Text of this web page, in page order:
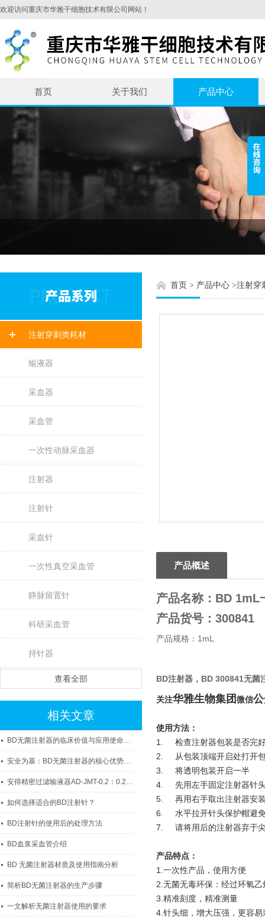
欢迎访问重庆市华雅干细胞技术有限公司网站！
首页 关于我们 产品中心
注射穿刺类耗材
输液器
采血器
采血管
一次性动脉采血器
注射器
注射针
采血针
一次性真空采血管
静脉留置针
科研采血管
持针器
查看全部
相关文章
BD无菌注射器的临床价值与应用使命解读
安全为基：BD无菌注射器的核心优势解析
安得精密过滤输液器AD-JMT-0.2：0.2μm超微过滤，临床静脉输注安全优选
如何选择适合的BD注射针？
BD注射针的使用后的处理方法
BD血浆采血管介绍
BD 无菌注射器材质及使用指南分析
简析BD无菌注射器的生产步骤
一文解析无菌注射器使用的要求
首页 > 产品中心 >注射穿
产品概述
产品名称：BD 1mL
产品货号：300841
产品规格：1mL
BD注射器 ，BD 300841无
关注华雅生物集团微信
使用方法：
1. 检查注射器包装是否完
2. 从包装顶端开启处打开
3. 将透明包装开启一半
4. 先用左手固定注射器针
5. 再用右手取出注射器安
6. 水平拉开针头保护帽避
7. 请将用后的注射器弃于
产品特点：
1.一次性产品，使用方便
2.无菌无毒环保：经过环氧
3.精准刻度，精准测量
4.针头细，增大压强，更容易